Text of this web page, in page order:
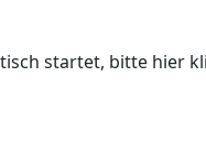
startet, bitte hier